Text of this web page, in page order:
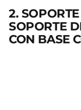
2.
SOPORTE
CON BASE